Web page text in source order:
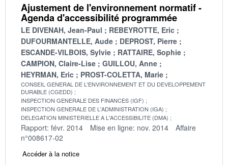
Ajustement de l'environnement normatif -
Agenda d'accessibilité programmée
LE DIVENAH, Jean-Paul
REBEYROTTE, Eric
DUFOURMANTELLE, Aude
DEPROST, Pierre
ESCANDE-VILBOIS, Sylvie
RATTAIRE, Sophie
CAMPION, Claire-Lise
GUILLOU, Anne
HEYRMAN, Eric
PROST-COLETTA, Marie
CONSEIL GENERAL DE L'ENVIRONNEMENT ET DU DEVELOPPEMENT
DURABLE (CGEDD)
INSPECTION GENERALE DES FINANCES (IGF)
INSPECTION GENERALE DE L'ADMINISTRATION (IGA)
DELEGATION MINISTERIELLE A L'ACCESSIBILITE (DMA)
Rapport: févr. 2014 Mise en ligne: nov. 2014
Affaire
n°008617-02
Accéder à la notice